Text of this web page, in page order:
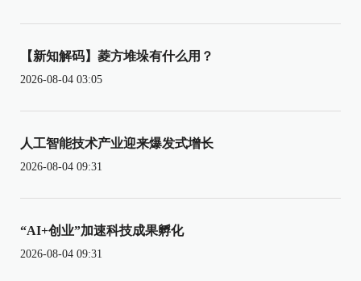
【新知解码】菱方堆垛有什么用？
2026-08-04 03:05
人工智能技术产业迎来爆发式增长
2026-08-04 09:31
“AI+创业”加速科技成果孵化
2026-08-04 09:31